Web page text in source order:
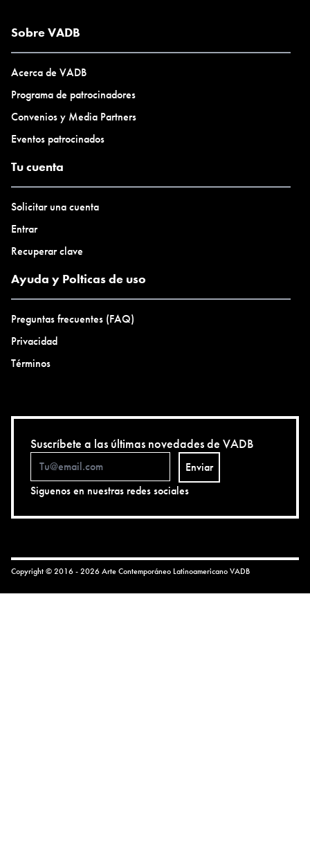
Sobre VADB
Acerca de VADB
Programa de patrocinadores
Convenios y Media Partners
Eventos patrocinados
Tu cuenta
Solicitar una cuenta
Entrar
Recuperar clave
Ayuda y Polticas de uso
Preguntas frecuentes (FAQ)
Privacidad
Términos
Suscríbete a las últimas novedades de VADB
Enviar
Siguenos en nuestras redes sociales
Copyright © 2016 - 2026 Arte Contemporáneo LatinoamericanoVADB